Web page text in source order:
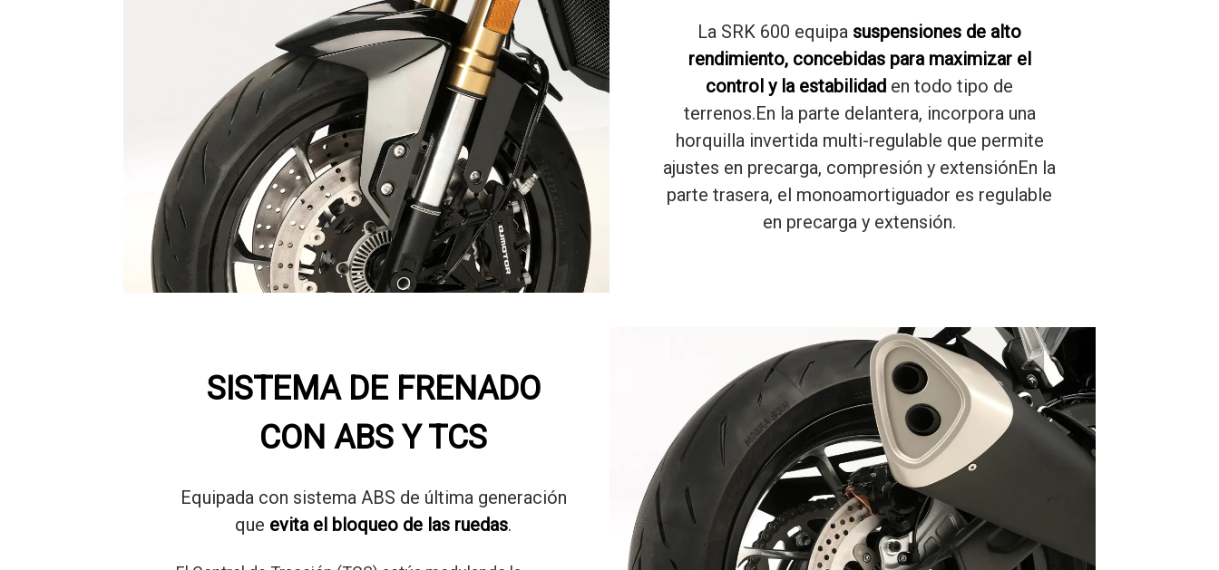
La SRK 600 equipa suspensiones de alto
rendimiento, concebidas para maximizar el
control y la estabilidad en todo tipo de
terrenos.En la parte delantera, incorpora una
horquilla invertida multi-regulable que permite
ajustes en precarga, compresión y extensiónEn la
parte trasera, el monoamortiguador es regulable
en precarga y extensión.
SISTEMA DE FRENADO
CON ABS Y TCS
Equipada con sistema ABS de última generación
que evita el bloqueo de las ruedas.